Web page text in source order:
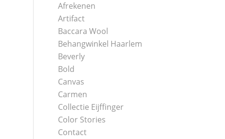
Afrekenen
Artifact
Baccara Wool
Behangwinkel Haarlem
Beverly
Bold
Canvas
Carmen
Collectie Eijffinger
Color Stories
Contact